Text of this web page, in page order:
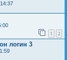
1 2
логин 3